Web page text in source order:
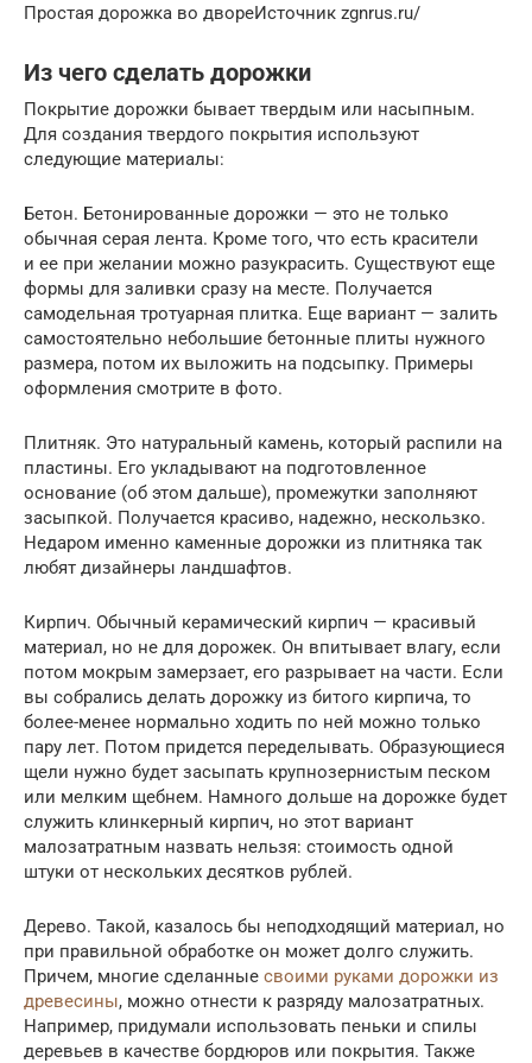
Простая дорожка во двореИсточник zgnrus.ru/
Из чего сделать дорожки
Покрытие дорожки бывает твердым или насыпным.
Для создания твердого покрытия используют
следующие материалы:
Бетон. Бетонированные дорожки — это не только
обычная серая лента. Кроме того, что есть красители
и ее при желании можно разукрасить. Существуют еще
формы для заливки сразу на месте. Получается
самодельная тротуарная плитка. Еще вариант — залить
самостоятельно небольшие бетонные плиты нужного
размера, потом их выложить на подсыпку. Примеры
оформления смотрите в фото.
Плитняк. Это натуральный камень, который распили на
пластины. Его укладывают на подготовленное
основание (об этом дальше), промежутки заполняют
засыпкой. Получается красиво, надежно, нескользко.
Недаром именно каменные дорожки из плитняка так
любят дизайнеры ландшафтов.
Кирпич. Обычный керамический кирпич — красивый
материал, но не для дорожек. Он впитывает влагу, если
потом мокрым замерзает, его разрывает на части. Если
вы собрались делать дорожку из битого кирпича, то
более-менее нормально ходить по ней можно только
пару лет. Потом придется переделывать. Образующиеся
щели нужно будет засыпать крупнозернистым песком
или мелким щебнем. Намного дольше на дорожке будет
служить клинкерный кирпич, но этот вариант
малозатратным назвать нельзя: стоимость одной
штуки от нескольких десятков рублей.
Дерево. Такой, казалось бы неподходящий материал, но
при правильной обработке он может долго служить.
Причем, многие сделанные своими руками дорожки из
древесины, можно отнести к разряду малозатратных.
Например, придумали использовать пеньки и спилы
деревьев в качестве бордюров или покрытия. Также